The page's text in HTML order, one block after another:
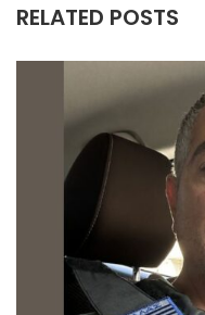
RELATED POSTS